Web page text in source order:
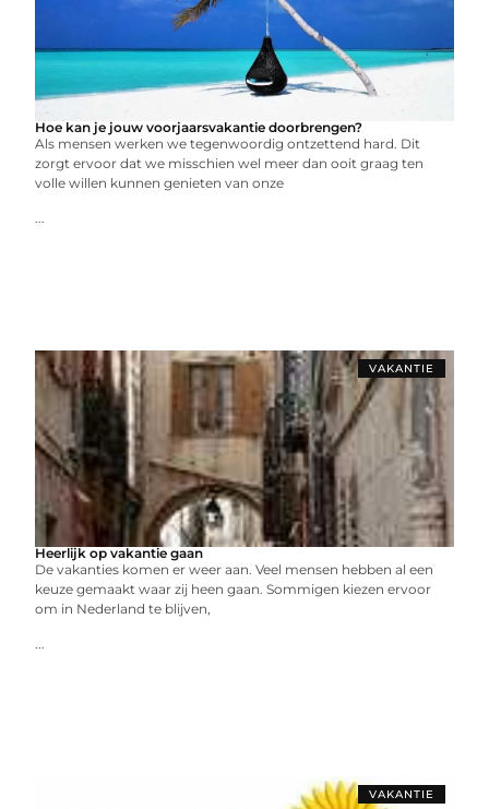
Hoe kan je jouw voorjaarsvakantie doorbrengen?
Als mensen werken we tegenwoordig ontzettend hard. Dit
zorgt ervoor dat we misschien wel meer dan ooit graag ten
volle willen kunnen genieten van onze
...
VAKANTIE
Heerlijk op vakantie gaan
De vakanties komen er weer aan. Veel mensen hebben al een
keuze gemaakt waar zij heen gaan. Sommigen kiezen ervoor
om in Nederland te blijven,
...
VAKANTIE